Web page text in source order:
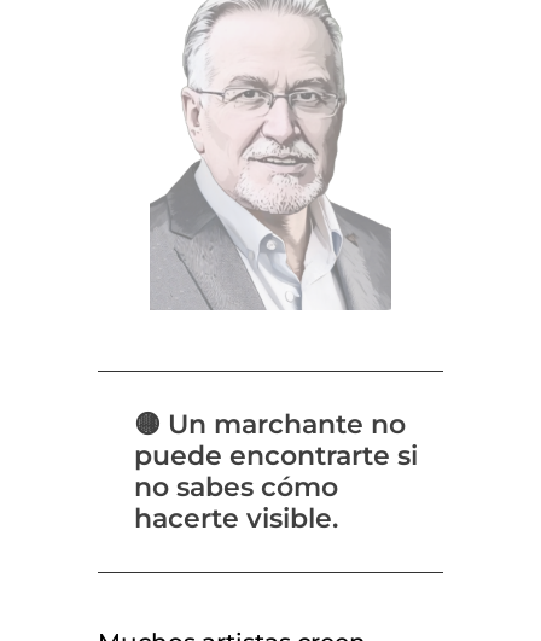
🟡 Un marchante no
puede encontrarte si
no sabes cómo
hacerte visible.